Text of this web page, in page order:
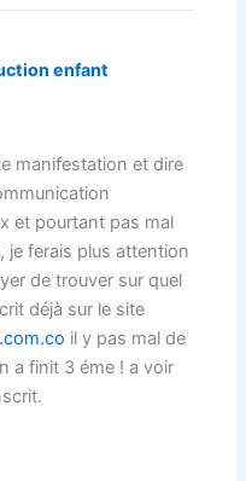
enfant
manifestation et dire
et pourtant pas mal
je ferais plus attention
de trouver sur quel
déjà sur le site
il y pas mal de
a finit 3 éme ! a voir